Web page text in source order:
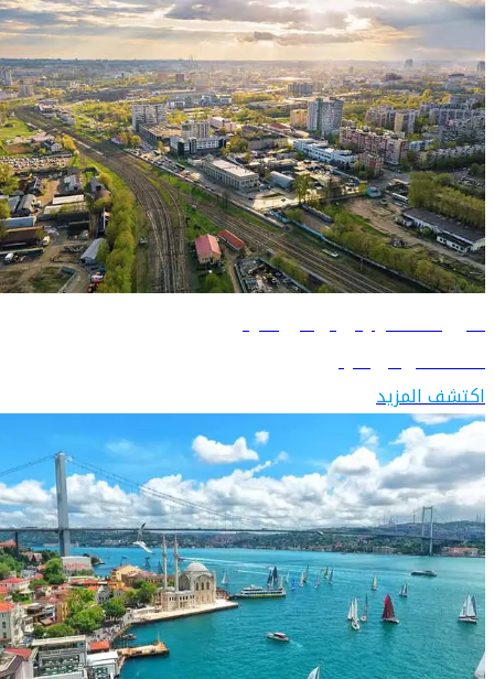
دليل السفر إلى بيلاروسيا
اكتشف بيلاروسيا
اكتشف المزيد